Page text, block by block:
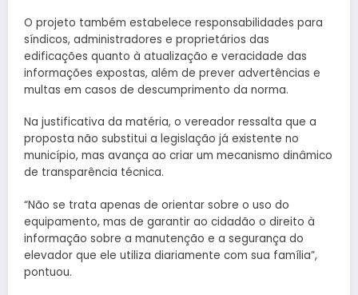
O projeto também estabelece responsabilidades para
síndicos, administradores e proprietários das
edificações quanto à atualização e veracidade das
informações expostas, além de prever advertências e
multas em casos de descumprimento da norma.
Na justificativa da matéria, o vereador ressalta que a
proposta não substitui a legislação já existente no
município, mas avança ao criar um mecanismo dinâmico
de transparência técnica.
“Não se trata apenas de orientar sobre o uso do
equipamento, mas de garantir ao cidadão o direito à
informação sobre a manutenção e a segurança do
elevador que ele utiliza diariamente com sua família”,
pontuou.